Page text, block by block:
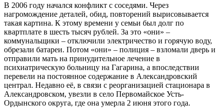
В 2006 году начался конфликт с соседями. Через
нагромождение деталей, обид, повторений вырисовывается
такая картина. К этому времени у семьи был долг по
квартплате в шесть тысяч рублей. За это «они» –
коммунальщики – отключили электричество и горячую воду,
обрезали батареи. Потом «они» – полиция – взломали дверь и
отправили мать на принудительное лечение в
психиатрическую больницу на Гагарина, а впоследствии
перевели на постоянное содержание в Александровский
централ. Недавно её, в связи с реорганизацией стационара в
Александровском, увезли в село Первомайское Усть-
Ордынского округа, где она умерла 2 июня этого года.